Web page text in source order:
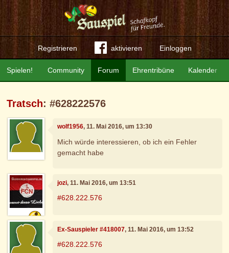
Registrieren aktivieren Einloggen
Community Forum Ehrentribüne Kalender
Spielen!
Tratsch: #628222576
wolf1956, 11. Mai 2016, um 13:30
Mich würde interessieren, ob ich ein Fehler
gemacht habe
jozi, 11. Mai 2016, um 13:51
#628.222.576
Ex-Sauspieler #418007, 11. Mai 2016, um 13:52
#628.222.576